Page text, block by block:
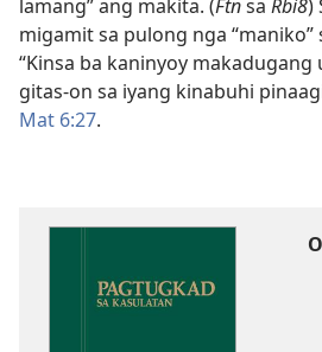
lamang” ang makita. (Ftnsa Rbi8)
migamit sa pulong nga “maniko”
“Kinsa ba kaninyoy makadugang
gitas-on sa iyang kinabuhi
Mat 6:27.